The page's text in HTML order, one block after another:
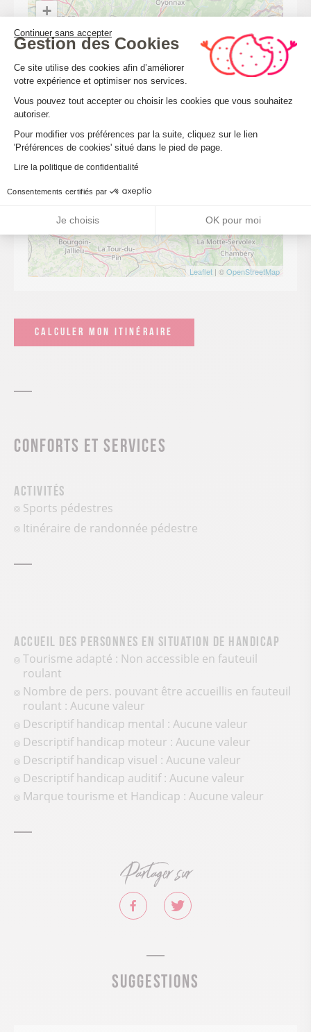
+
−
Leaflet | ©OpenStreetMap
CALCULER MON ITINÉRAIRE
Conforts et services
Activités
Sports pédestres
Itinéraire de randonnée pédestre
Accueil des personnes en situation de handicap
Tourisme adapté : Non accessible en fauteuil
roulant
Nombre de pers. pouvant être accueillis en fauteuil
roulant : Aucune valeur
Descriptif handicap mental : Aucune valeur
Descriptif handicap moteur : Aucune valeur
Descriptif handicap visuel : Aucune valeur
Descriptif handicap auditif : Aucune valeur
Marque tourisme et Handicap : Aucune valeur
Partager sur
Suggestions
Continuer sans accepter
Gestion des Cookies
Plateforme de Gestion du
Ce site utilise des cookies afin d’améliorer
votre expérience et optimiser nos services.
Vous pouvez tout accepter ou choisir les cookies que vous souhaitez
autoriser.
Pour modifier vos préférences par la suite, cliquez sur le lien
'Préférences de cookies' situé dans le pied de page.
Lire la politique de confidentialité
Consentements certifiés par
Je choisis OK pour moi